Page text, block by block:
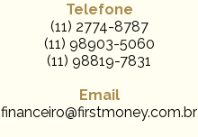
Telefone
(11) 2774-8787
(11) 98903-5060
(11) 98819-7831
Email
financeiro@firstmoney.com.br